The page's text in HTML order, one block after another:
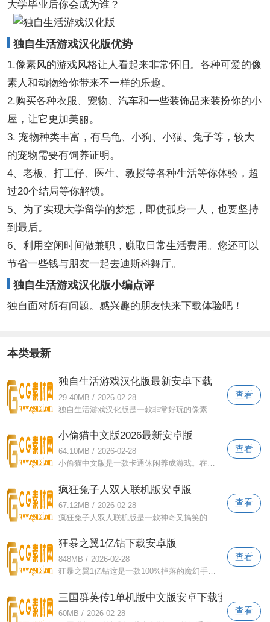
大学毕业后你会成为谁？
独自生活游戏汉化版优势
1.像素风的游戏风格让人看起来非常怀旧。各种可爱的像
素人和动物给你带来不一样的乐趣。
2.购买各种衣服、宠物、汽车和一些装饰品来装扮你的小
屋，让它更加美丽。
3. 宠物种类丰富，有乌龟、小狗、小猫、兔子等，较大
的宠物需要有饲养证明。
4、老板、打工仔、医生、教授等各种生活等你体验，超
过20个结局等你解锁。
5、为了实现大学留学的梦想，即使孤身一人，也要坚持
到最后。
6、利用空闲时间做兼职，赚取日常生活费用。您还可以
节省一些钱与朋友一起去迪斯科舞厅。
独自生活游戏汉化版小编点评
独自面对所有问题。感兴趣的朋友快来下载体验吧！
本类最新
独自生活游戏汉化版最新安卓下载
29.40MB / 2026-02-28
查看
小偷猫中文版2026最新安卓版
64.10MB / 2026-02-28
小偷猫中文版是一款卡通休闲养成游戏。在游戏中，你会拥有很多可爱的小猫，但是这些猫非常喜欢偷东西。每次你出去，他们都会偷很多东西来塞
查看
疯狂兔子人双人联机版安卓版
67.12MB / 2026-02-28
查看
狂暴之翼1亿钻下载安卓版
848MB / 2026-02-28
狂暴之翼1亿钻这是一款100%掉落的魔幻手游。以魔幻世界神话背景为游戏主题，融合了职业系统装备系统、PK模式等众多网游必备元素，为广大玩
查看
三国群英传1单机版中文版安卓下载安装
60MB / 2026-02-28
查看